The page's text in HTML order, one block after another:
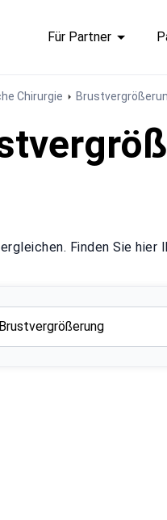
Für Partner
Chirurgie
Finden Sie hier